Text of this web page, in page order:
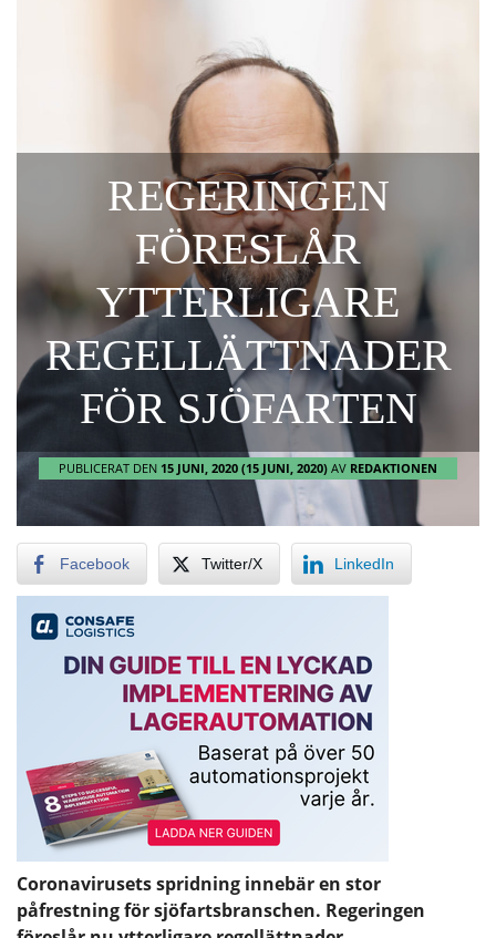
REGERINGEN
FÖRESLÅR
YTTERLIGARE
REGELLÄTTNADER
FÖR SJÖFARTEN
PUBLICERAT DEN 15 JUNI, 2020 (15 JUNI, 2020) AV REDAKTIONEN
Facebook Twitter/X LinkedIn
Coronavirusets spridning innebär en stor
påfrestning för sjöfartsbranschen. Regeringen